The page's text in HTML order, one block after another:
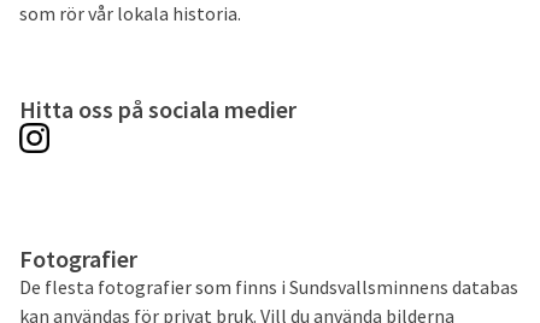
som rör vår lokala historia.
Hitta oss på sociala medier
Fotografier
De flesta fotografier som finns i Sundsvallsminnens databas
kan användas för privat bruk. Vill du använda bilderna